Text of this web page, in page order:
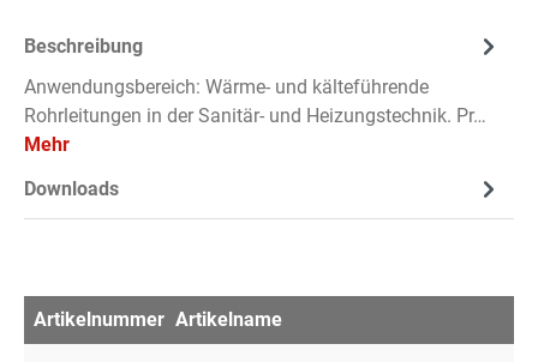
Beschreibung
Anwendungsbereich: Wärme- und kälteführende
Rohrleitungen in der Sanitär- und Heizungstechnik. Pr…
Mehr
Downloads
Artikelnummer Artikelname